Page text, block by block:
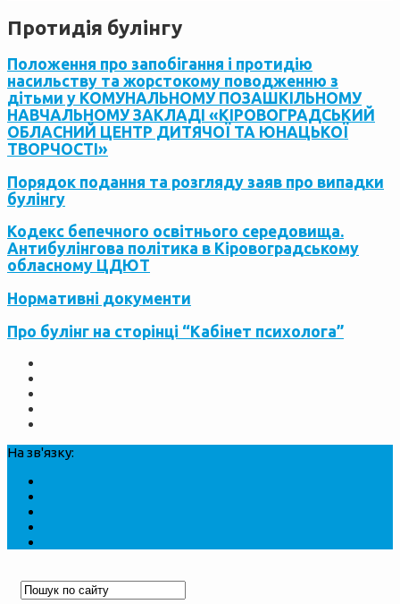
Протидія булінгу
Положення про запобігання і протидію
насильству та жорстокому поводженню з
дітьми у КОМУНАЛЬНОМУ ПОЗАШКІЛЬНОМУ
НАВЧАЛЬНОМУ ЗАКЛАДІ «КІРОВОГРАДСЬКИЙ
ОБЛАСНИЙ ЦЕНТР ДИТЯЧОЇ ТА ЮНАЦЬКОЇ
ТВОРЧОСТІ»
Порядок подання та розгляду заяв про випадки
булінгу
Кодекс бепечного освітнього середовища.
Антибулінгова політика в Кіровоградському
обласному ЦДЮТ
Нормативні документи
Про булінг на сторінці “Кабінет психолога”
На зв'язку: